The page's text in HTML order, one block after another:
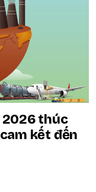
2026 thúc
kết đến